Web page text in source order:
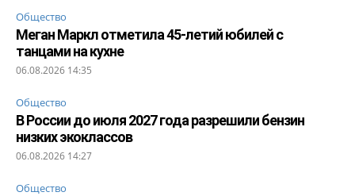
Общество
Меган Маркл отметила 45-летий юбилей с
танцами на кухне
06.08.2026 14:35
Общество
В России до июля 2027 года разрешили бензин
низких экоклассов
06.08.2026 14:27
Общество